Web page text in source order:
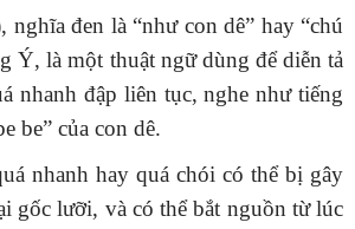
nghĩa đen là “như con dê” hay “chú
Ý, là một thuật ngữ dùng để diễn tả
nhanh đập liên tục, nghe như tiếng
be” của con dê.
nhanh hay quá chói có thể bị gây
gốc lưỡi, và có thể bắt nguồn từ lúc